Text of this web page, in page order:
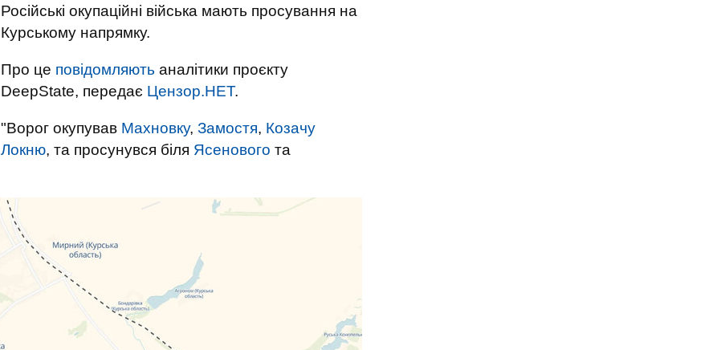
Російські окупаційні війська мають просування на
Курському напрямку.
Про це повідомляють аналітики проєкту
DeepState, передає Цензор.НЕТ.
"Ворог окупував Махновку, Замостя, Козачу
Локню, та просунувся біля Ясенового та